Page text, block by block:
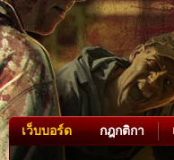
เว็บบอร์ด กฎกติกา